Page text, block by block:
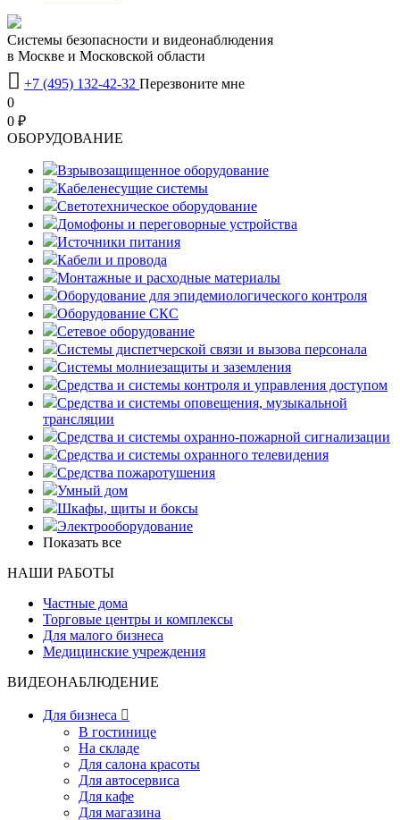
Системы безопасности и видеонаблюдения
в Москве и Московской области
 +7 (495) 132-42-32 Перезвоните мне
0
0 ₽
OБОРУДОВАНИЕ
Взрывозащищенное оборудование
Кабеленесущие системы
Светотехническое оборудование
Домофоны и переговорные устройства
Источники питания
Кабели и провода
Монтажные и расходные материалы
Оборудование для эпидемиологического контроля
Оборудование СКС
Сетевое оборудование
Системы диспетчерской связи и вызова персонала
Системы молниезащиты и заземления
Средства и системы контроля и управления доступом
Средства и системы оповещения, музыкальной
трансляции
Средства и системы охранно-пожарной сигнализации
Средства и системы охранного телевидения
Средства пожаротушения
Умный дом
Шкафы, щиты и боксы
Электрооборудование
Показать все
НАШИ РАБОТЫ
Частные дома
Торговые центры и комплексы
Для малого бизнеса
Медицинские учреждения
ВИДЕОНАБЛЮДЕНИЕ
Для бизнеса 
В гостинице
На складе
Для салона красоты
Для автосервиса
Для кафе
Для магазина